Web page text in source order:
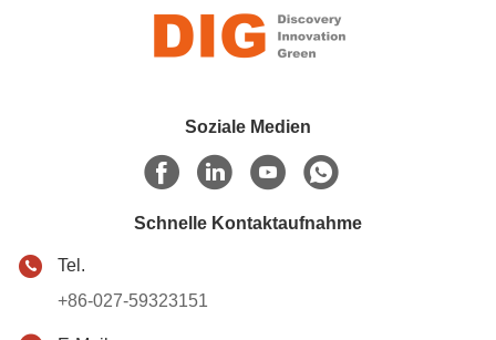
gemeinsam den Gläser für die neue Reise des Jahres